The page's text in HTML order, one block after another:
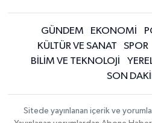
GÜNDEM EKONOMİ
KÜLTÜR VE SANAT
SPOR
BİLİM VE TEKNOLOJİ
SON
Sitede yayınlanan içerik ve